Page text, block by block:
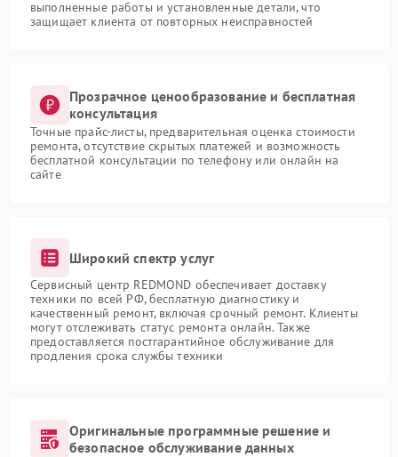
выполненные работы и установленные детали, что
защищает клиента от повторных неисправностей
Прозрачное ценообразование и бесплатная
консультация
Точные прайс-листы, предварительная оценка стоимости
ремонта, отсутствие скрытых платежей и возможность
бесплатной консультации по телефону или онлайн на
сайте
Широкий спектр услуг
Сервисный центр REDMOND обеспечивает доставку
техники по всей РФ, бесплатную диагностику и
качественный ремонт, включая срочный ремонт. Клиенты
могут отслеживать статус ремонта онлайн. Также
предоставляется постгарантийное обслуживание для
продления срока службы техники
Оригинальные программные решение и
безопасное обслуживание данных